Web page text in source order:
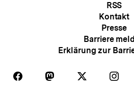
RSS
Kontakt
Presse
Barriere
Erklärung zur
Folgen
Auf
Folgen Folgen
Auf